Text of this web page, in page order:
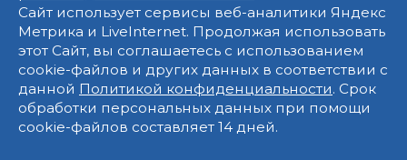
Сайт использует сервисы веб-аналитики Яндекс
Метрика и LiveInternet. Продолжая использовать
этот Сайт, вы соглашаетесь с использованием
cookie-файлов и других данных в соответствии с
данной Политикой конфиденциальности. Срок
обработки персональных данных при помощи
cookie-файлов составляет 14 дней.